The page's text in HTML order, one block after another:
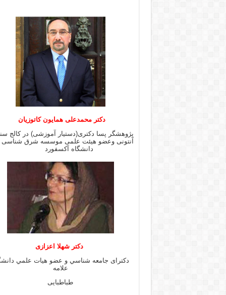
دکتر محمدعلی همایون کاتوزیان
پژوهشگر پسا دکتری(دستیار آموزشی) در کالج
آنتونی وعضو هیئت علمی موسسه شرق
دانشگاه آکسفورد
دكتر شهلا اعزازى
دكتراى جامعه شناسي و عضو هيات علمي
علامه
طباطبايى